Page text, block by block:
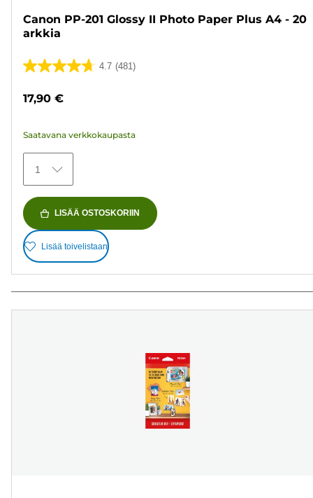
Canon PP-201 Glossy II Photo Paper Plus A4 - 20
arkkia
4.7 (481)
4.7/5
481
17,90 €
Saatavana verkkokaupasta
1
LISÄÄ OSTOSKORIIN
Lisää toivelistaan